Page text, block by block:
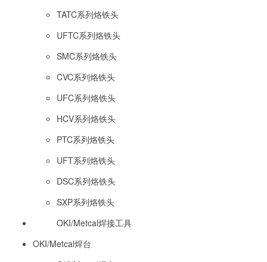
TATC系列烙铁头
UFTC系列烙铁头
SMC系列烙铁头
CVC系列烙铁头
UFC系列烙铁头
HCV系列烙铁头
PTC系列烙铁头
UFT系列烙铁头
DSC系列烙铁头
SXP系列烙铁头
OKI/Metcal焊接工具
OKI/Metcal焊台